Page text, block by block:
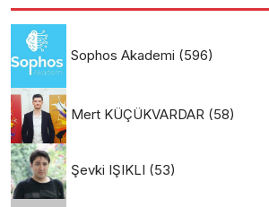
Sophos Akademi (596)
Mert KÜÇÜKVARDAR (58)
Şevki IŞIKLI (53)